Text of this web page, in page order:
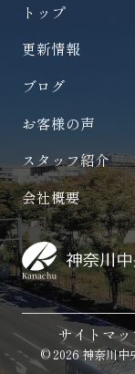
トップ
更新情報
ブログ
お客様の声
スタッフ紹介
会社概要
サイトマッ
© 2026 神奈川